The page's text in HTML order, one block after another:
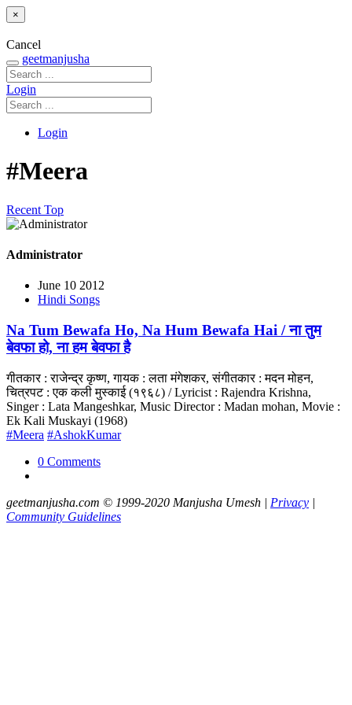
×
Cancel
geetmanjusha
Login
Login
#Meera
Recent Top
Administrator
June 10 2012
Hindi Songs
Na Tum Bewafa Ho, Na Hum Bewafa Hai / ना तुम
बेवफा हो, ना हम बेवफा है
गीतकार : राजेन्द्र कृष्ण, गायक : लता मंगेशकर, संगीतकार : मदन मोहन,
चित्रपट : एक कली मुस्काई (१९६८) / Lyricist : Rajendra Krishna,
Singer : Lata Mangeshkar, Music Director : Madan mohan, Movie :
Ek Kali Muskayi (1968)
#Meera #AshokKumar
0 Comments
geetmanjusha.com © 1999-2020 Manjusha Umesh | Privacy |
Community Guidelines